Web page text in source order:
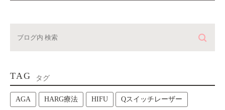
TAG タグ
AGA HARG療法 HIFU Qスイッチレーザー